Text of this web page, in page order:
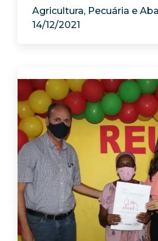
Agricultura, Pecuária e
14/12/2021